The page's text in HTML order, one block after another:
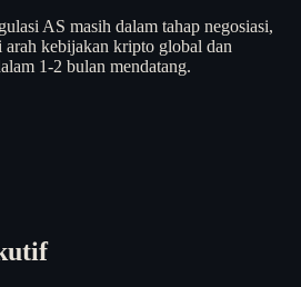
AS masih dalam tahap negosiasi,
arah kebijakan kripto global dan
1-2 bulan mendatang.